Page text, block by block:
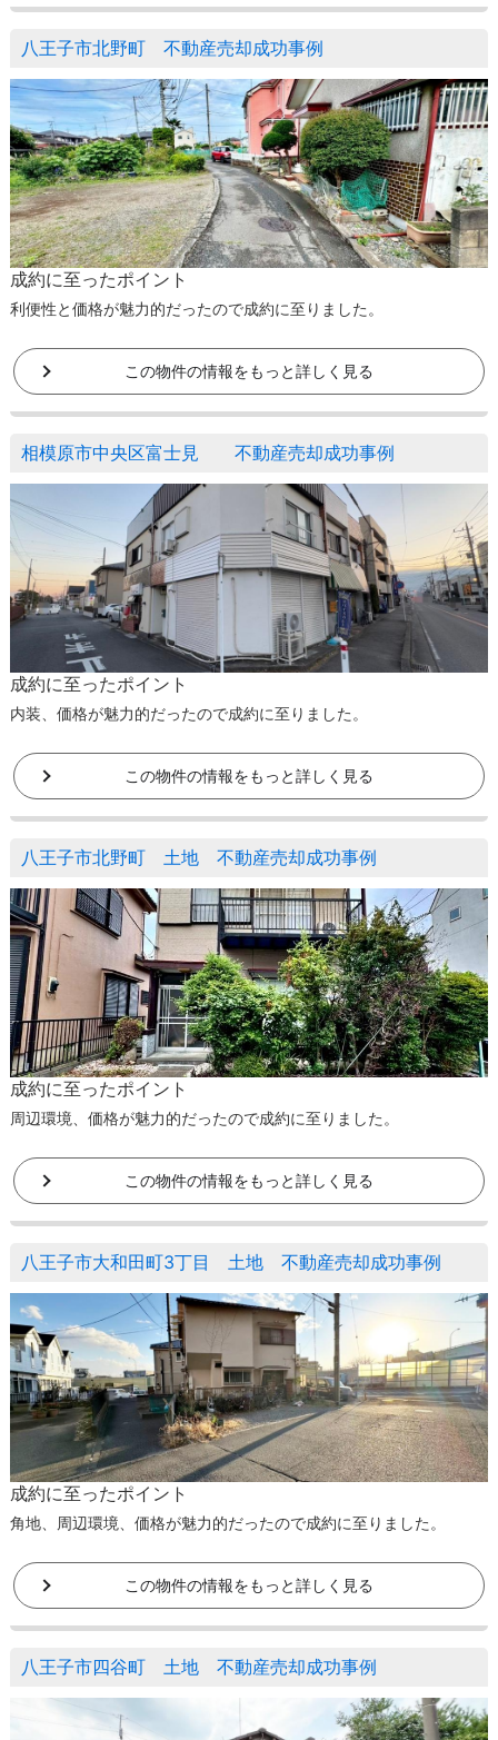
八王子市北野町 不動産売却成功事例
成約に至ったポイント
利便性と価格が魅力的だったので成約に至りました。
この物件の情報をもっと詳しく見る
相模原市中央区富士見 不動産売却成功事例
成約に至ったポイント
内装、価格が魅力的だったので成約に至りました。
この物件の情報をもっと詳しく見る
八王子市北野町 土地 不動産売却成功事例
成約に至ったポイント
周辺環境、価格が魅力的だったので成約に至りました。
この物件の情報をもっと詳しく見る
八王子市大和田町3丁目 土地 不動産売却成功事例
成約に至ったポイント
角地、周辺環境、価格が魅力的だったので成約に至りました。
この物件の情報をもっと詳しく見る
八王子市四谷町 土地 不動産売却成功事例